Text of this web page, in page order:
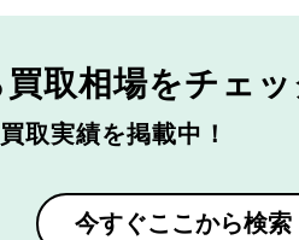
買取相場をチェ
取実績を掲載中！
今すぐここから検索